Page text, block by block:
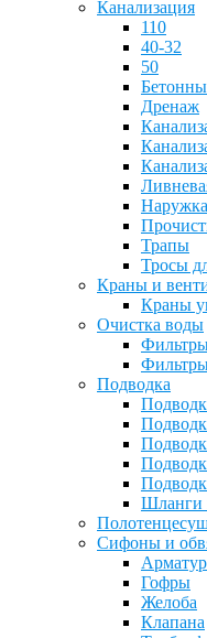
Канализация
110
40-32
50
Дренаж
Наружка
Трапы
Тросы
Краны и
Краны
Очистка воды
Подводка
Шланги
Сифоны и
Гофры
Желоба
Клапана